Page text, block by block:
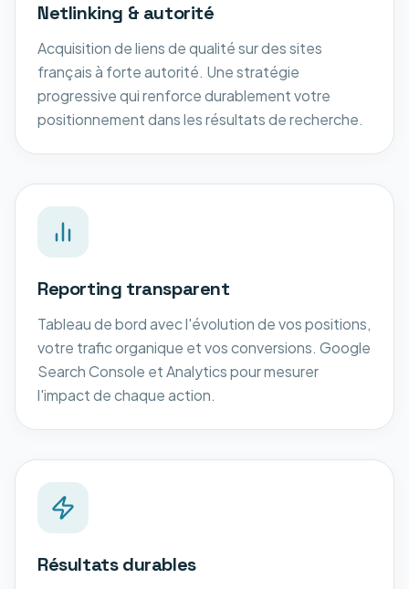
Netlinking & autorité
Acquisition de liens de qualité sur des sites
français à forte autorité. Une stratégie
progressive qui renforce durablement votre
positionnement dans les résultats de recherche.
Reporting transparent
Tableau de bord avec l'évolution de vos positions,
votre trafic organique et vos conversions. Google
Search Console et Analytics pour mesurer
l'impact de chaque action.
Résultats durables